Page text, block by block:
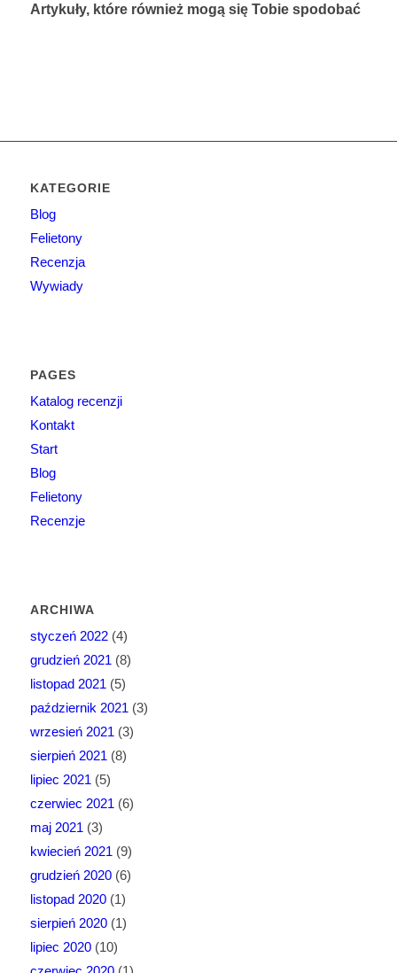
Artykuły, które również mogą się Tobie spodobać
KATEGORIE
Blog
Felietony
Recenzja
Wywiady
PAGES
Katalog recenzji
Kontakt
Start
Blog
Felietony
Recenzje
ARCHIWA
styczeń 2022(4)
grudzień 2021 (8)
listopad 2021 (5)
październik 2021 (3)
wrzesień 2021 (3)
sierpień 2021 (8)
lipiec 2021 (5)
czerwiec 2021 (6)
maj 2021 (3)
kwiecień 2021 (9)
grudzień 2020(6)
listopad 2020(1)
sierpień 2020(1)
lipiec 2020(10)